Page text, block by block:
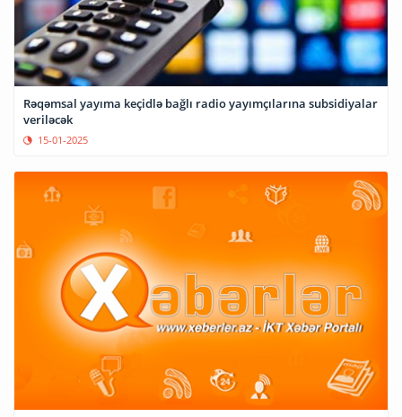
Rəqəmsal yayıma keçidlə bağlı radio yayımçılarına subsidiyalar
veriləcək
15-01-2025